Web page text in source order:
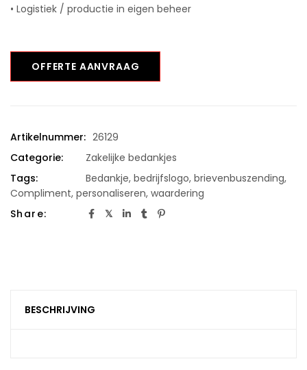
• Logistiek / productie in eigen beheer
OFFERTE AANVRAAG
Artikelnummer: 26129
Categorie:
Zakelijke bedankjes
Tags:
Bedankje, bedrijfslogo, brievenbuszending,
Compliment, personaliseren, waardering
Share:
BESCHRIJVING